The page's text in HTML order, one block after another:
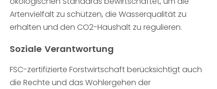
Artenvielfalt zu schützen, die Wasserqualität zu
erhalten und den CO2-Haushalt zu regulieren.
Soziale Verantwortung
FSC-zertifizierte Forstwirtschaft berücksichtigt auch
die Rechte und das Wohlergehen der